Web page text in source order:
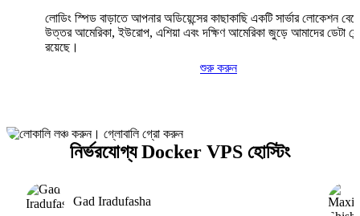
লোডিং স্পিড বাড়াতে আপনার অডিয়েন্সের কাছাকাছি একটি সার্ভার লোকেশন
উত্তর আমেরিকা, ইউরোপ, এশিয়া এবং দক্ষিণ আমেরিকা জুড়ে আমাদের ডেটা
রয়েছে।
শুরু করুন
নির্ভরযোগ্য Docker VPS হোস্টিং
Gad Iradufasha